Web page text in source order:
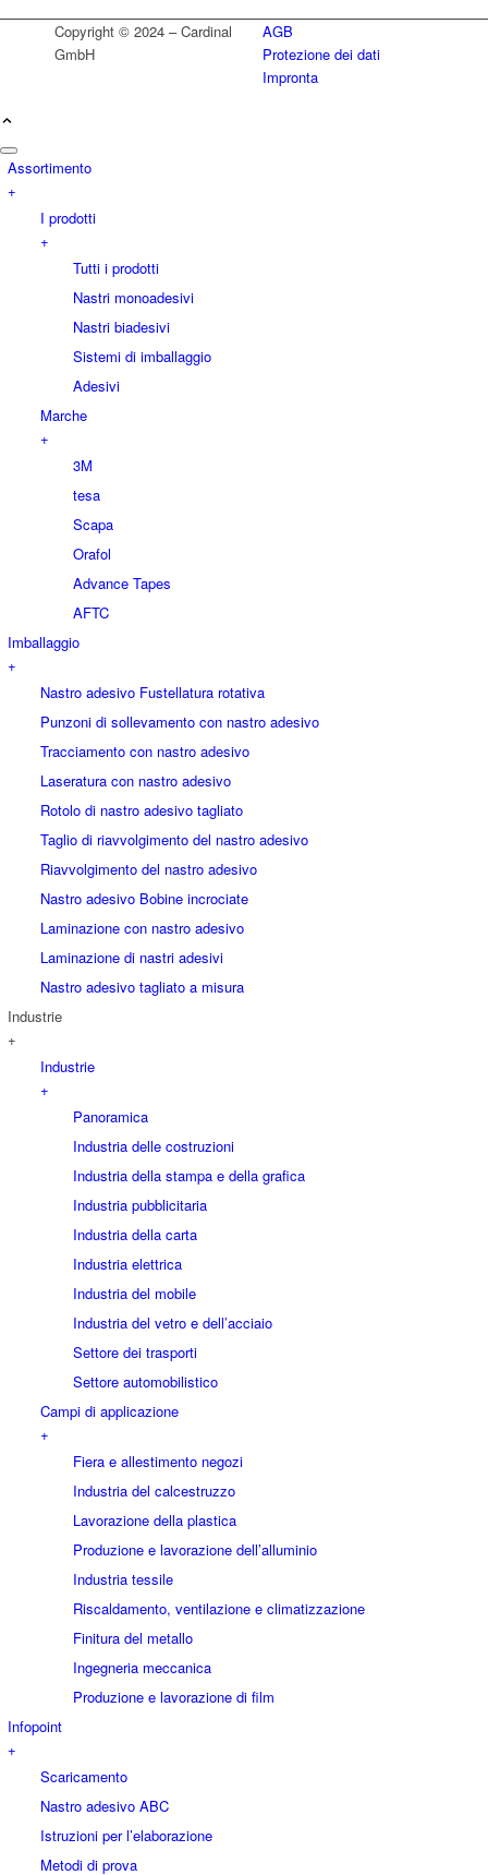
Copyright © 2024 – Cardinal
GmbH
AGB
Protezione dei dati
Impronta
Assortimento
+
I prodotti
+
Tutti i prodotti
Nastri monoadesivi
Nastri biadesivi
Sistemi di imballaggio
Adesivi
Marche
+
3M
tesa
Scapa
Orafol
Advance Tapes
AFTC
Imballaggio
+
Nastro adesivo Fustellatura rotativa
Punzoni di sollevamento con nastro adesivo
Tracciamento con nastro adesivo
Laseratura con nastro adesivo
Rotolo di nastro adesivo tagliato
Taglio di riavvolgimento del nastro adesivo
Riavvolgimento del nastro adesivo
Nastro adesivo Bobine incrociate
Laminazione con nastro adesivo
Laminazione di nastri adesivi
Nastro adesivo tagliato a misura
Industrie
+
Industrie
+
Panoramica
Industria delle costruzioni
Industria della stampa e della grafica
Industria pubblicitaria
Industria della carta
Industria elettrica
Industria del mobile
Industria del vetro e dell’acciaio
Settore dei trasporti
Settore automobilistico
Campi di applicazione
+
Fiera e allestimento negozi
Industria del calcestruzzo
Lavorazione della plastica
Produzione e lavorazione dell’alluminio
Industria tessile
Riscaldamento, ventilazione e climatizzazione
Finitura del metallo
Ingegneria meccanica
Produzione e lavorazione di film
Infopoint
+
Scaricamento
Nastro adesivo ABC
Istruzioni per l’elaborazione
Metodi di prova